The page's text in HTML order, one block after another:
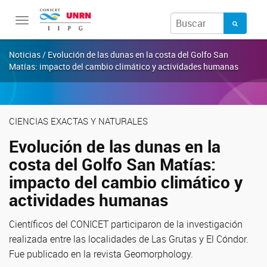
Toggle
navigation
Noticias / Evolución de las dunas en la costa del Golfo San
Matías: impacto del cambio climático y actividades humanas
CIENCIAS EXACTAS Y NATURALES
Evolución de las dunas en la
costa del Golfo San Matías:
impacto del cambio climático y
actividades humanas
Científicos del CONICET participaron de la investigación
realizada entre las localidades de Las Grutas y El Cóndor.
Fue publicado en la revista Geomorphology.